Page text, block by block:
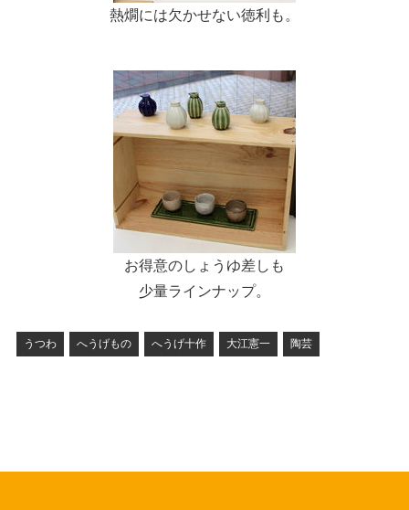
熱燗には欠かせない徳利も。
お得意のしょうゆ差しも
少量ラインナップ。
うつわ へうげもの へうげ十作 大江憲一 陶芸